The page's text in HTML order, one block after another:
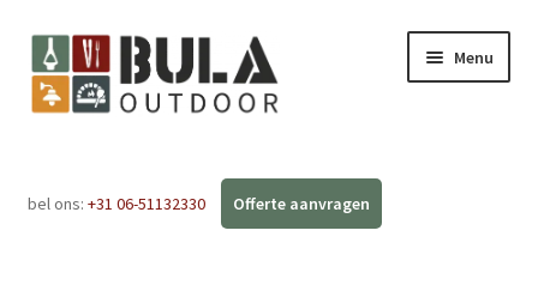
Menu
Webshop
bel ons: +31 06-51132330